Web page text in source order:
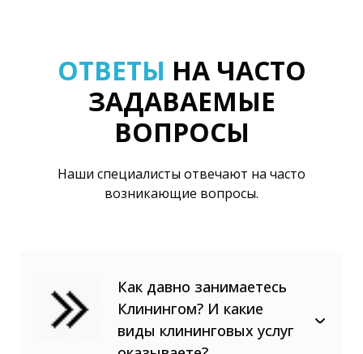
ОТВЕТЫ НА ЧАСТО
ЗАДАВАЕМЫЕ
ВОПРОСЫ
Наши специалисты отвечают на часто
возникающие вопросы.
Как давно занимаетесь
Клинингом? И какие
виды клининговых услуг